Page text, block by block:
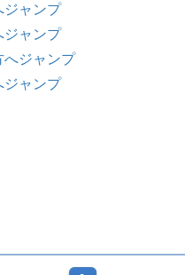
ジャンプ
ジャンプ
へジャンプ
ジャンプ